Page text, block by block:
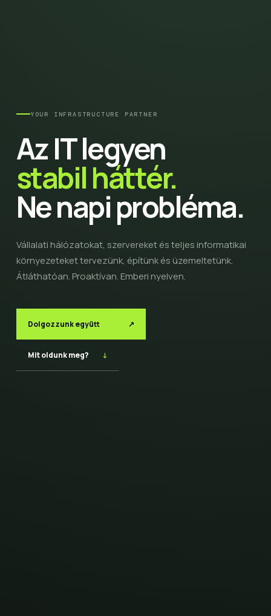
YOUR INFRASTRUCTURE PARTNER
Az IT legyen
stabil háttér.
Ne napi probléma.
Vállalati hálózatokat, szervereket és teljes informatikai
környezeteket tervezünk, építünk és üzemeltetünk.
Átláthatóan. Proaktívan. Emberi nyelven.
Dolgozzunk együtt ↗
Mit oldunk meg? ↓